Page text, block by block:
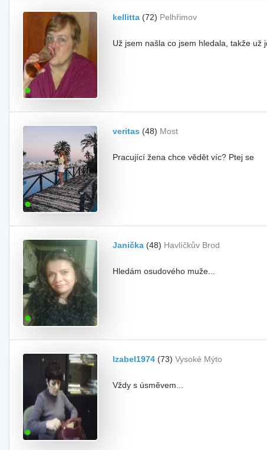
kellitta (72) Pelhřimov
Už jsem našla co jsem hledala, takže už
veritas (48) Most
Pracující žena chce vědět víc? Ptej se
Janička (48) Havlíčkův Brod
Hledám osudového muže...
Izabel1974 (73) Vysoké Mýto
Vždy s úsměvem...